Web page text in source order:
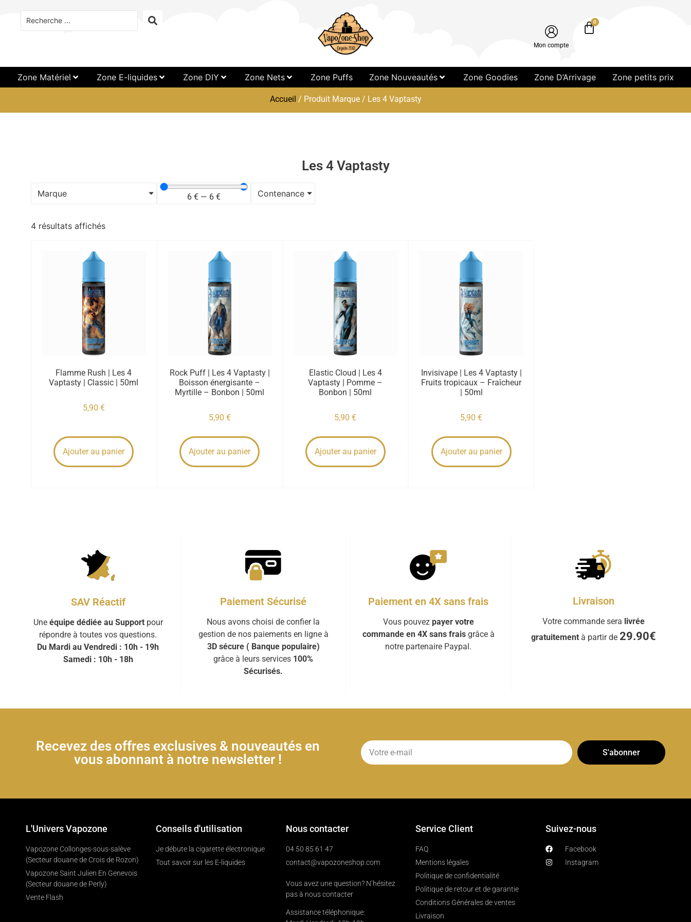
Mon compte
0
Zone Matériel Zone E-liquides Zone DIY Zone Nets Zone Puffs Zone Nouveautés Zone Goodies Zone D’Arrivage Zone petits prix
Accueil / Produit Marque / Les 4 Vaptasty
Les 4 Vaptasty
Marque 6 € — 6 € Contenance
4 résultats affichés
Flamme Rush | Les 4
Vaptasty | Classic | 50ml
5,90 €
Ajouter au panier
Rock Puff | Les 4 Vaptasty |
Boisson énergisante –
Myrtille – Bonbon | 50ml
5,90 €
Ajouter au panier
Elastic Cloud | Les 4
Vaptasty | Pomme –
Bonbon | 50ml
5,90€
Ajouter au panier
Invisivape | Les 4 Vaptasty |
Fruits tropicaux – Fraîcheur
| 50ml
5,90€
Ajouter au panier
SAV Réactif
Une équipe dédiée au Supportpour
répondre à toutes vos questions.
Du Mardi au Vendredi : 10h - 19h
Samedi : 10h - 18h
Paiement Sécurisé
Nous avons choisi de confier la
gestion de nos paiements en ligne à
3D sécure ( Banque populaire)
grâce à leurs services 100%
Sécurisés.
Paiement en 4X sans frais
Vous pouvez payer votre
commande en 4X sans fraisgrâce à
notre partenaire Paypal.
Livraison
Votre commande sera livrée
gratuitementà partir de 29.90€
Recevez des offres exclusives & nouveautés en
vous abonnant à notre newsletter !
S'abonner
L'Univers Vapozone
Vapozone Collonges-sous-salève
(Secteur douane de Crois de Rozon)
Vapozone Saint Julien En Genevois
(Secteur douane de Perly)
Vente Flash
Conseils d'utilisation
Je débute la cigarette électronique
Tout savoir sur les E-liquides
Nous contacter
04 50 85 61 47
contact@vapozoneshop.com
Vous avez une question? N’hésitez
pas à nous contacter
Assistance téléphonique:
Service Client
FAQ
Mentions légales
Politique de confidentialité
Politique de retour et de garantie
Conditions Générales de ventes
Livraison
Suivez-nous
Facebook
Instagram